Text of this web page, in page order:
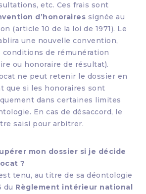
etc. Ces frais sont
d’honoraires signée au
(article 10 de la loi de 1971). Le
une nouvelle convention,
conditions de rémunération
ou honoraire de résultat).
ne peut retenir le dossier en
que si les honoraires sont
dans certaines limites
En cas de désaccord, le
saisi pour arbitrer.
mon dossier si je décide
?
tenu, au titre de sa déontologie
du Règlement intérieur national